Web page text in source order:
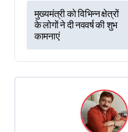
P
o
s
t
मुख्यमंत्री को विभिन्न क्षेत्रों
के लोगों ने दी नववर्ष की शुभ
कामनाएं